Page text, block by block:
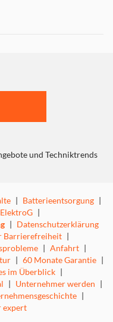
und Techniktrends
| Batterieentsorgung |
|
| Datenschutzerklärung
Barrierefreiheit |
| Anfahrt |
| 60 Monate Garantie |
im Überblick |
| Unternehmer werden |
|
expert